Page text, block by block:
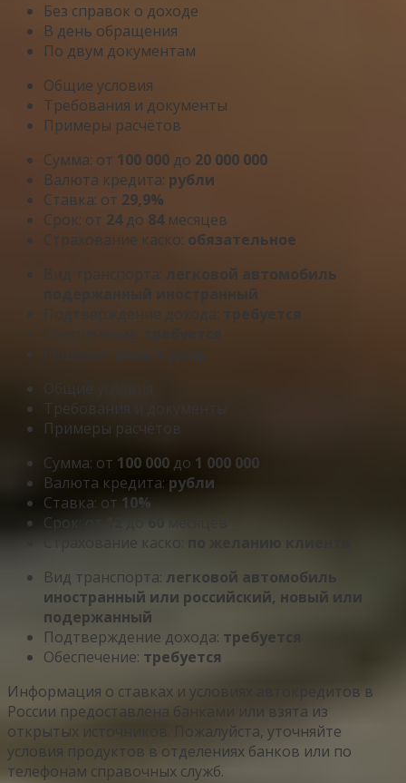
Без справок о доходе
В день обращения
По двум документам
Общие условия
Требования и документы
Примеры расчётов
Сумма: от 100 000 до 20 000 000
Валюта кредита: рубли
Ставка: от 29,9%
Срок: от 24до 84месяцев
Страхование каско: обязательное
Вид транспорта: легковой автомобиль
подержанный иностранный
требуется
Общие условия
Требования и документы
Примеры расчётов
Сумма: от 100 000 до 1 000 000
Валюта кредита: рубли
Ставка: от 10%
Срок: от
Вид транспорта: легковой автомобиль
иностранный или российский, новый или
подержанный
Подтверждение дохода: требуется
Обеспечение: требуется
Информация о ставках и условиях автокредитов в
России предоставлена банками или взята из
открытых источников. Пожалуйста, уточняйте
условия продуктов в отделениях банков или по
телефонам справочных служб.